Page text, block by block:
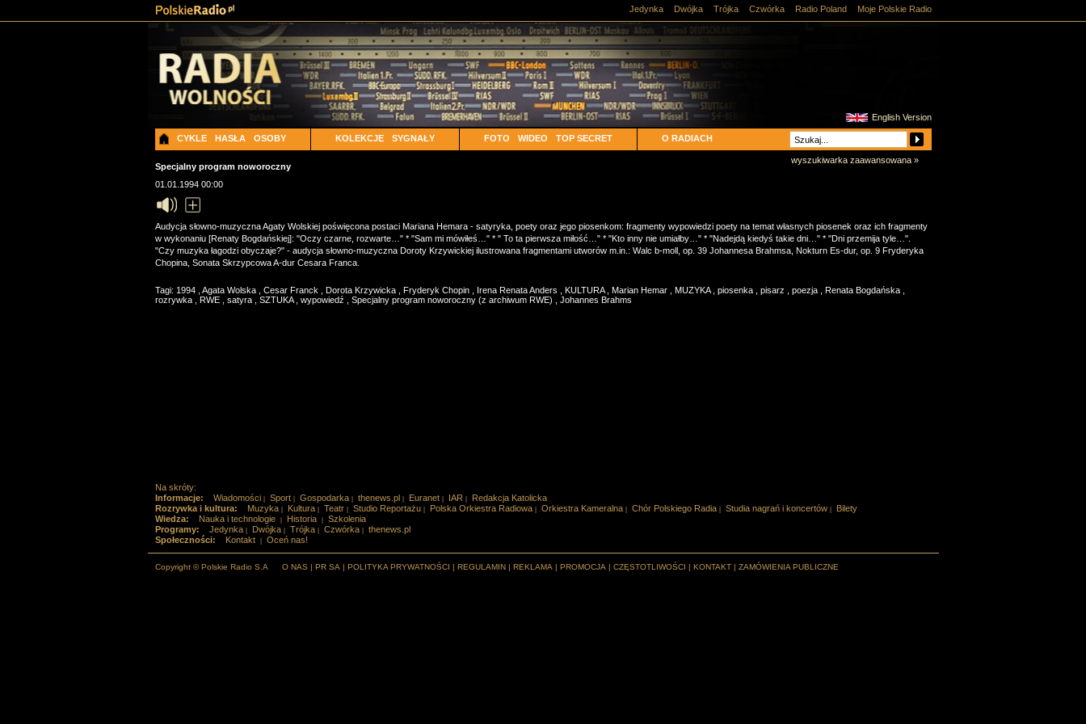
Jedynka Dwójka Trójka Czwórka Radio Poland Moje Polskie Radio
English Version
CYKLE HASŁA OSOBY KOLEKCJE SYGNAŁY FOTO WIDEO TOP SECRET O RADIACH
wyszukiwarka zaawansowana »
Specjalny program noworoczny
01.01.1994 00:00
Audycja słowno-muzyczna Agaty Wolskiej poświęcona postaci Mariana Hemara - satyryka, poety oraz jego piosenkom: fragmenty wypowiedzi poety na temat własnych piosenek oraz ich fragmenty
w wykonaniu [Renaty Bogdańskiej]: "Oczy czarne, rozwarte…" * "Sam mi mówiłeś…" * " To ta pierwsza miłość…" * "Kto inny nie umiałby…" * "Nadejdą kiedyś takie dni…" * "Dni przemija tyle…".
"Czy muzyka łagodzi obyczaje?" - audycja słowno-muzyczna Doroty Krzywickiej ilustrowana fragmentami utworów m.in.: Walc b-moll, op. 39 Johannesa Brahmsa, Nokturn Es-dur, op. 9 Fryderyka
Chopina, Sonata Skrzypcowa A-dur Cesara Franca.
Tagi: 1994 Agata Wolska Cesar Franck Dorota Krzywicka Fryderyk Chopin Irena Renata Anders KULTURA Marian Hemar MUZYKA piosenka pisarz poezja Renata Bogdańska
rozrywka
RWE satyra SZTUKA wypowiedź Specjalny program noworoczny (z archiwum RWE) Johannes Brahms
Na skróty:
Informacje:
Wiadomości Sport Gospodarka thenews.pl Euranet IAR
Redakcja Katolicka
Rozrywka i kultura:
Muzyka Kultura Teatr Studio Reportażu Polska Orkiestra Radiowa Orkiestra Kameralna Chór Polskiego Radia Studia nagrań i koncertów
Bilety
Wiedza:
Nauka i technologie Historia
Szkolenia
Programy:
Jedynka Dwójka Trójka Czwórka
thenews.pl
Społeczności:
Kontakt Oceń nas!
Copyright © Polskie Radio S.A O NAS | PR SA | POLITYKA PRYWATNOŚCI | REGULAMIN | REKLAMA | PROMOCJA | CZĘSTOTLIWOŚCI | KONTAKT | ZAMÓWIENIA PUBLICZNE